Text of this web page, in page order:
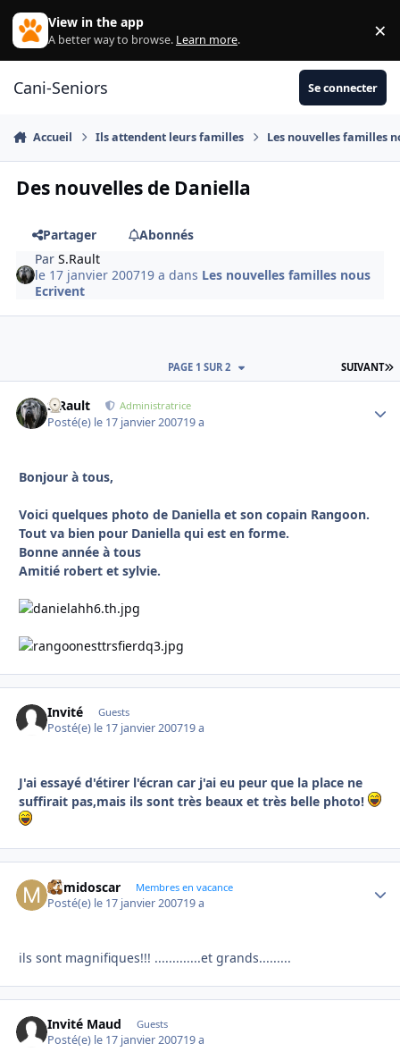
Aller au contenu
View in the app
A better way to browse. Learn more. ×
Cani-Seniors Se connecter
Accueil Ils attendent leurs familles Les nouvelles familles
Des nouvelles de Daniella
Partager
Abonnés
ParS.Rault
le 17 janvier 200719 a dans Les nouvelles familles nous
Ecrivent
SUIVANT
PAGE 1 SUR 2
S.Rault Administratrice
Posté(e) le 17 janvier 200719 a
Bonjour à tous,
Voici quelques photo de Daniella et son copain Rangoon.
Tout va bien pour Daniella qui est en forme.
Bonne année à tous
Amitié robert et sylvie.
Invité Guests
Posté(e) le 17 janvier 200719 a
J'ai essayé d'étirer l'écran car j'ai eu peur que la place ne
suffirait pas,mais ils sont très beaux et très belle photo!
mimidoscar Membres en vacance
Posté(e) le 17 janvier 200719 a
ils sont magnifiques!!! .............et grands.........
Invité Maud Guests
Posté(e) le 17 janvier 200719 a